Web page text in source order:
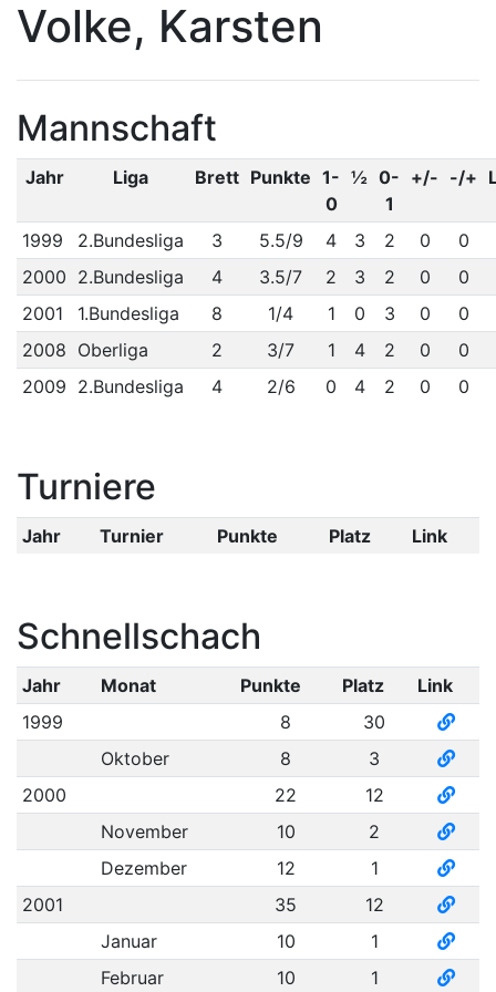
Volke, Karsten
Mannschaft
Jahr Liga Brett Punkte 1-
0
½ 0-
1
+/- -/+
1999 2.Bundesliga 3 5.5/9 4 3 2 0
0
2000 2.Bundesliga 4 3.5/7 2 3 2 0
0
2001
1.Bundesliga 8 1/4 1 0 3 0
0
2008 Oberliga 2 3/7 1 4 2 0
0
2009 2.Bundesliga 4 2/6 0 4 2 0 0
Turniere
Jahr Turnier Punkte Platz Link
Schnellschach
Jahr Monat Punkte Platz
Link
1999
8
30
Oktober
8
3
2000
22
12
November
10
2
Dezember
12
1
2001
35
12
Januar
10
1
Februar
10 1